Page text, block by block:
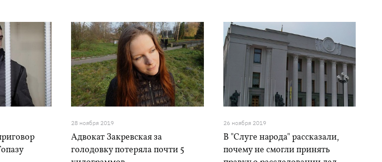
28 ноября 2019
Адвокат Закревская за
голодовку потеряла почти 5
26 ноября 2019
В "Слуге народа" рассказали,
почему не смогли принять